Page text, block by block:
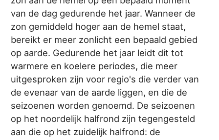
van de dag gedurende het jaar. Wanneer de
zon gemiddeld hoger aan de hemel staat,
bereikt er meer zonlicht een bepaald gebied
op aarde. Gedurende het jaar leidt dit tot
warmere en koelere periodes, die meer
uitgesproken zijn voor regio's die verder van
de evenaar van de aarde liggen, en die de
seizoenen worden genoemd. De seizoenen
op het noordelijk halfrond zijn tegengesteld
aan die op het zuidelijk halfrond: de